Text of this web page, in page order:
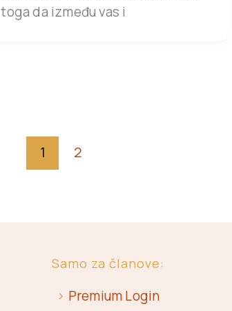
toga da između vas i
1 2
Samo za članove:
> Premium Login